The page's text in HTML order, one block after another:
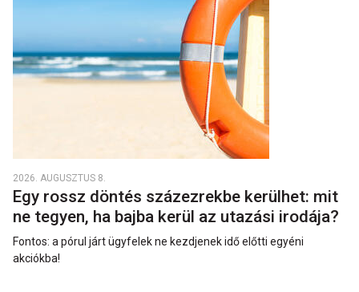
2026. AUGUSZTUS 8.
Egy rossz döntés százezrekbe kerülhet: mit
ne tegyen, ha bajba kerül az utazási irodája?
Fontos: a pórul járt ügyfelek ne kezdjenek idő előtti egyéni
akciókba!